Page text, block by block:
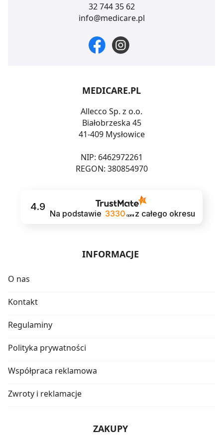
32 744 35 62
info@medicare.pl
MEDICARE.PL
Allecco Sp. z o.o.
Białobrzeska 45
41-409 Mysłowice
NIP: 6462972261
REGON: 380854970
4.9
Na podstawie 3330 opinii z całego okresu
INFORMACJE
O nas
Kontakt
Regulaminy
Polityka prywatności
Współpraca reklamowa
Zwroty i reklamacje
ZAKUPY